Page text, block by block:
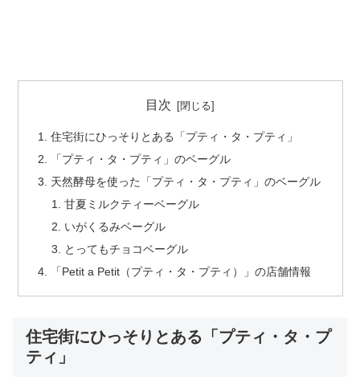
目次
住宅街にひっそりとある「プティ・タ・プティ」
「プティ・タ・プティ」のベーグル
天然酵母を使った「プティ・タ・プティ」のベーグル
甘夏ミルクティーベーグル
いがくるみベーグル
とってもチョコベーグル
「Petit a Petit（プティ・タ・プティ）」の店舗情報
住宅街にひっそりとある「プティ・タ・プ
ティ」